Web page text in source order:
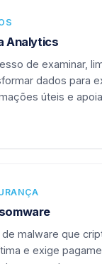
Analytics
de examinar,
dados para
úteis e
de malware que
e exige